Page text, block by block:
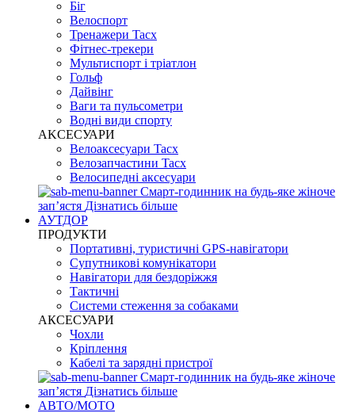
Біг
Велоспорт
Тренажери Tacx
Фітнес-трекери
Мультиспорт і тріатлон
Гольф
Дайвінг
Ваги та пульсометри
Водні види спорту
AKCЕСУАРИ
Велоаксесуари Tacx
Велозапчастини Tacx
Велосипедні аксесуари
Смарт-годинник на будь-яке жіноче
запʼястя Дізнатись більше
АУТДОР
ПРОДУКТИ
Портативні, туристичні GPS-навігатори
Супутникові комунікатори
Навігатори для бездоріжжя
Тактичні
Системи стеження за собаками
АКСЕСУАРИ
Чохли
Кріплення
Кабелі та зарядні пристрої
Смарт-годинник на будь-яке жіноче
запʼястя Дізнатись більше
АВТО/МОТО